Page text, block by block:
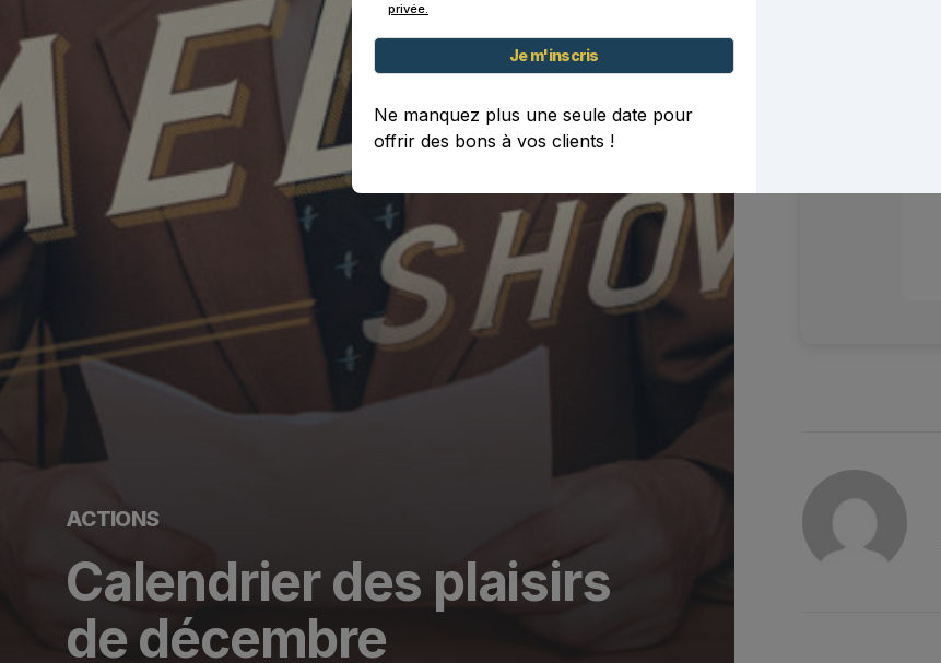
privée.
Ne manquez plus une seule date pour
offrir des bons à vos clients !
ACTIONS
Calendrier des plaisirs
de décembre